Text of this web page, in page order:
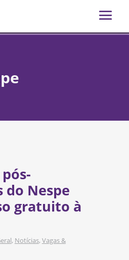
do Nespe
gratuito à
, Notícias, Vagas &